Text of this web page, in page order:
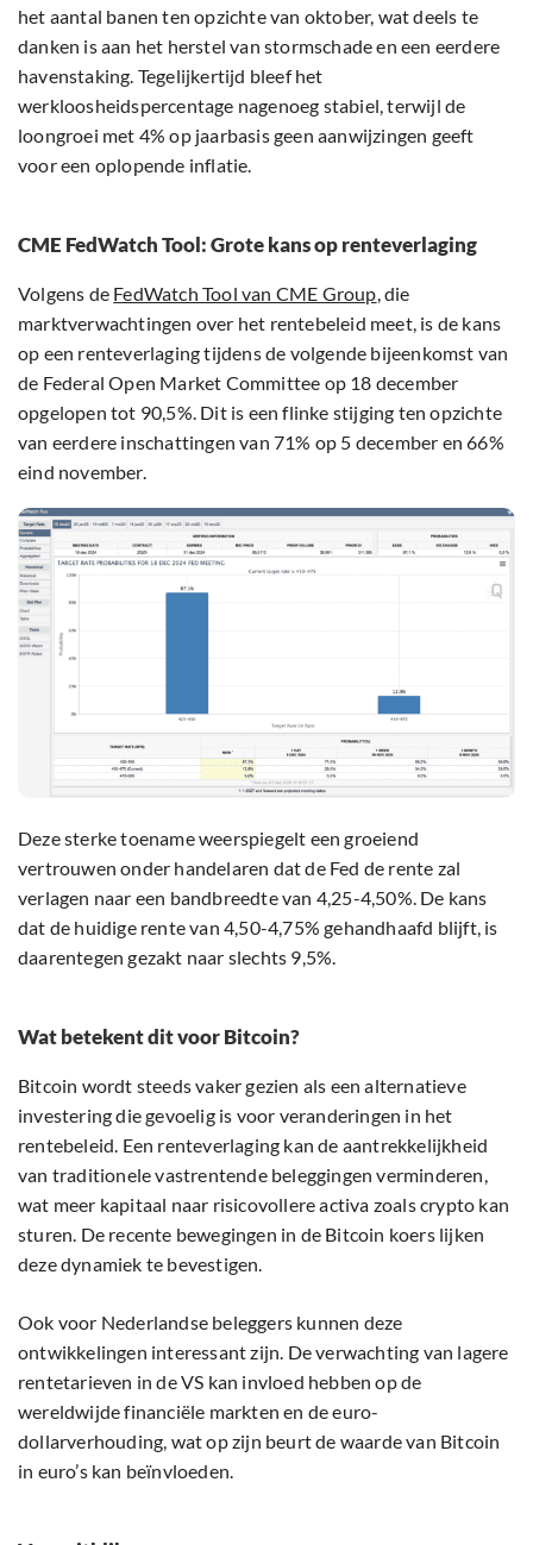
het aantal banen ten opzichte van oktober, wat deels te
danken is aan het herstel van stormschade en een eerdere
havenstaking. Tegelijkertijd bleef het
werkloosheidspercentage nagenoeg stabiel, terwijl de
loongroei met 4% op jaarbasis geen aanwijzingen geeft
voor een oplopende inflatie.
CME FedWatch Tool: Grote kans op renteverlaging
Volgens de FedWatch Tool van CME Group, die
marktverwachtingen over het rentebeleid meet, is de kans
op een renteverlaging tijdens de volgende bijeenkomst van
de Federal Open Market Committee op 18 december
opgelopen tot 90,5%. Dit is een flinke stijging ten opzichte
van eerdere inschattingen van 71% op 5 december en 66%
eind november.
Deze sterke toename weerspiegelt een groeiend
vertrouwen onder handelaren dat de Fed de rente zal
verlagen naar een bandbreedte van 4,25-4,50%. De kans
dat de huidige rente van 4,50-4,75% gehandhaafd blijft, is
daarentegen gezakt naar slechts 9,5%.
Wat betekent dit voor Bitcoin?
Bitcoin wordt steeds vaker gezien als een alternatieve
investering die gevoelig is voor veranderingen in het
rentebeleid. Een renteverlaging kan de aantrekkelijkheid
van traditionele vastrentende beleggingen verminderen,
wat meer kapitaal naar risicovollere activa zoals crypto kan
sturen. De recente bewegingen in de Bitcoin koers lijken
deze dynamiek te bevestigen.
Ook voor Nederlandse beleggers kunnen deze
ontwikkelingen interessant zijn. De verwachting van lagere
rentetarieven in de VS kan invloed hebben op de
wereldwijde financiële markten en de euro-
dollarverhouding, wat op zijn beurt de waarde van Bitcoin
in euro’s kan beïnvloeden.